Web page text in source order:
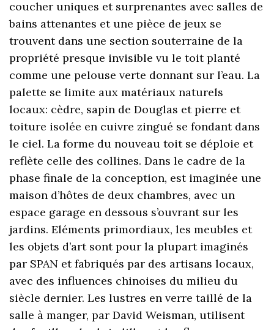
coucher uniques et surprenantes avec salles de
bains attenantes et une pièce de jeux se
trouvent dans une section souterraine de la
propriété presque invisible vu le toit planté
comme une pelouse verte donnant sur l’eau. La
palette se limite aux matériaux naturels
locaux: cèdre, sapin de Douglas et pierre et
toiture isolée en cuivre zingué se fondant dans
le ciel. La forme du nouveau toit se déploie et
reflète celle des collines. Dans le cadre de la
phase finale de la conception, est imaginée une
maison d’hôtes de deux chambres, avec un
espace garage en dessous s’ouvrant sur les
jardins. Eléments primordiaux, les meubles et
les objets d’art sont pour la plupart imaginés
par SPAN et fabriqués par des artisans locaux,
avec des influences chinoises du milieu du
siècle dernier. Les lustres en verre taillé de la
salle à manger, par David Weisman, utilisent